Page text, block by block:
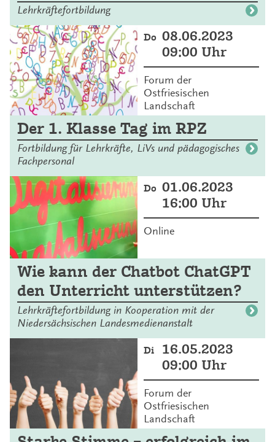
Lehrkräftefortbildung
Do 08.06.2023
09:00 Uhr
Forum der
Ostfriesischen
Landschaft
Der 1. Klasse Tag im RPZ
Fortbildung für Lehrkräfte, LiVs und pädagogisches
Fachpersonal
Do 01.06.2023
16:00 Uhr
Online
Wie kann der Chatbot ChatGPT
den Unterricht unterstützen?
Lehrkräftefortbildung in Kooperation mit der
Niedersächsischen Landesmedienanstalt
Di
16.05.2023
09:00 Uhr
Forum der
Ostfriesischen
Landschaft